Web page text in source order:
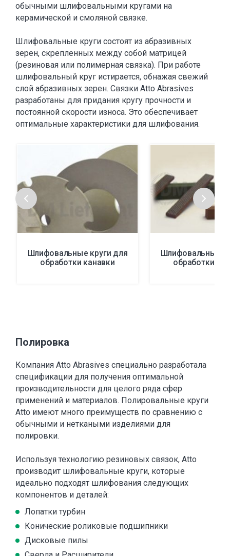
обычными шлифовальными кругами на
керамической и смоляной связке.
Шлифовальные круги состоят из абразивных
зерен, скрепленных между собой матрицей
(резиновая или полимерная связка). При работе
шлифовальный круг истирается, обнажая свежий
слой абразивных зерен. Связки Atto Abrasives
разработаны для придания кругу прочности и
постоянной скорости износа. Это обеспечивает
оптимальные характеристики для шлифования.
Шлифовальные круги для
обработки канавки
Шлифовальные
обработки
Полировка
Компания Atto Abrasives специально разработала
спецификации для получения оптимальной
производительности для целого ряда сфер
применений и материалов. Полировальные круги
Atto имеют много преимуществ по сравнению с
обычными и неткаными изделиями для
полировки.
Используя технологию резиновых связок, Atto
производит шлифовальные круги, которые
идеально подходят шлифования следующих
компонентов и деталей:
Лопатки турбин
Конические роликовые подшипники
Дисковые пилы